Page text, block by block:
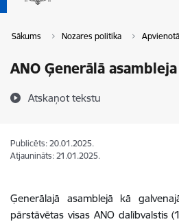
Sākums Nozares politika
ANO Ģenerālā asambleja
Atskaņot tekstu
Publicēts: 20.01.2025.
Atjaunināts: 21.01.2025.
Ģenerālajā asamblejā kā
pārstāvētas visas ANO dalībvalstis